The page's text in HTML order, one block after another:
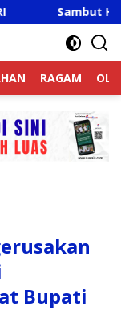
HUT RI Ke-81,
RAGAM
Bupati